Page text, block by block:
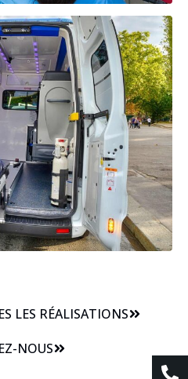
LES RÉALISATIONS
NOUS